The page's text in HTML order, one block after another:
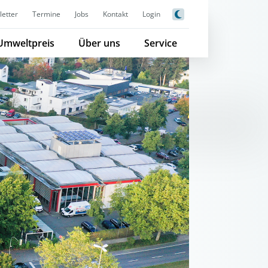
Termine Jobs Kontakt Login
Über uns Service